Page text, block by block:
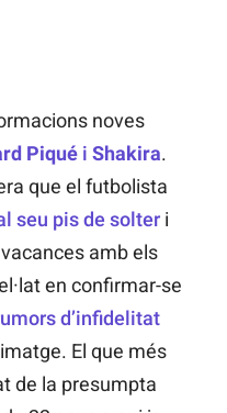
noves
Piqué i Shakira.
que el futbolista
seu pis de solter i
amb els
en confirmar-se
d’infidelitat
El que més
de la presumpta